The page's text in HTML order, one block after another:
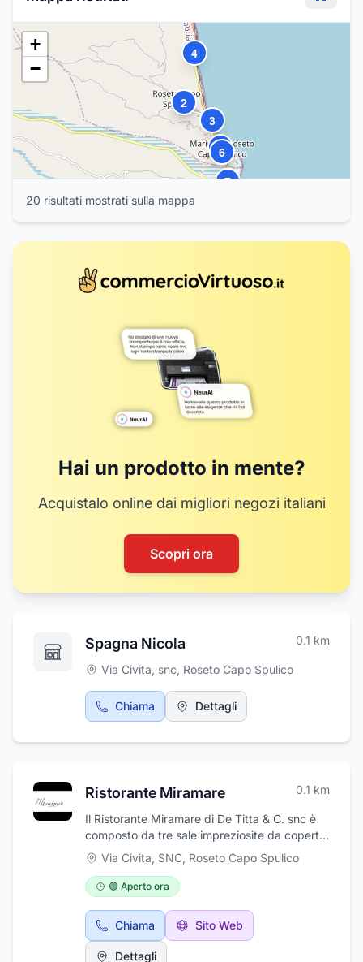
1
2
3
4
56
7
15
+
−
20 risultati mostrati sulla mappa
Hai un prodotto in mente?
Acquistalo online dai migliori negozi italiani
Scopri ora
Spagna Nicola 0.1 km
Via Civita, snc, Roseto Capo Spulico
Chiama Dettagli
Ristorante Miramare 0.1 km
Il Ristorante Miramare di De Titta & C. snc è
composto da tre sale impreziosite da coperti
eleganti e raffinati, sono destinate ad ospitare
le diverse tipologie di banchetti e cerimonie,
per il cui allestimento potrete fare affidamento
sul bagaglio di professionalità e qualità dei
nostri collaboratori. I nostri spazi sono
configurati anche per accogliere la
ristorazione à la carte, con menù sempre
Via Civita, SNC, Roseto Capo Spulico
🟢 Aperto ora
Chiama Sito Web
Dettagli